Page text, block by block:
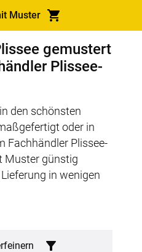
Muster
gemustert
Plissee-
den schönsten
oder in
Fachhändler Plissee-
Muster günstig
in wenigen